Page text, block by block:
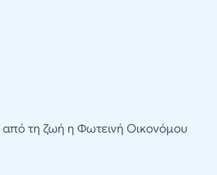
από τη ζωή η Φωτεινή Οικονόμου